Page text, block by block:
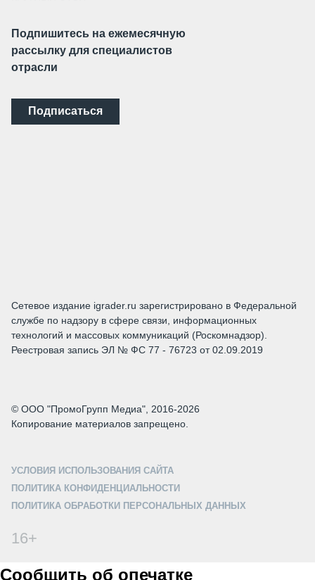
Подпишитесь на ежемесячную
рассылку для специалистов
отрасли
Подписаться
Сетевое издание igrader.ru зарегистрировано в Федеральной
службе по надзору в сфере связи, информационных
технологий и массовых коммуникаций (Роскомнадзор).
Реестровая запись ЭЛ № ФС 77 - 76723 от 02.09.2019
© ООО "ПромоГрупп Медиа", 2016-2026
Копирование материалов запрещено.
УСЛОВИЯ ИСПОЛЬЗОВАНИЯ САЙТА
ПОЛИТИКА КОНФИДЕНЦИАЛЬНОСТИ
ПОЛИТИКА ОБРАБОТКИ ПЕРСОНАЛЬНЫХ ДАННЫХ
16+
Сообщить об опечатке